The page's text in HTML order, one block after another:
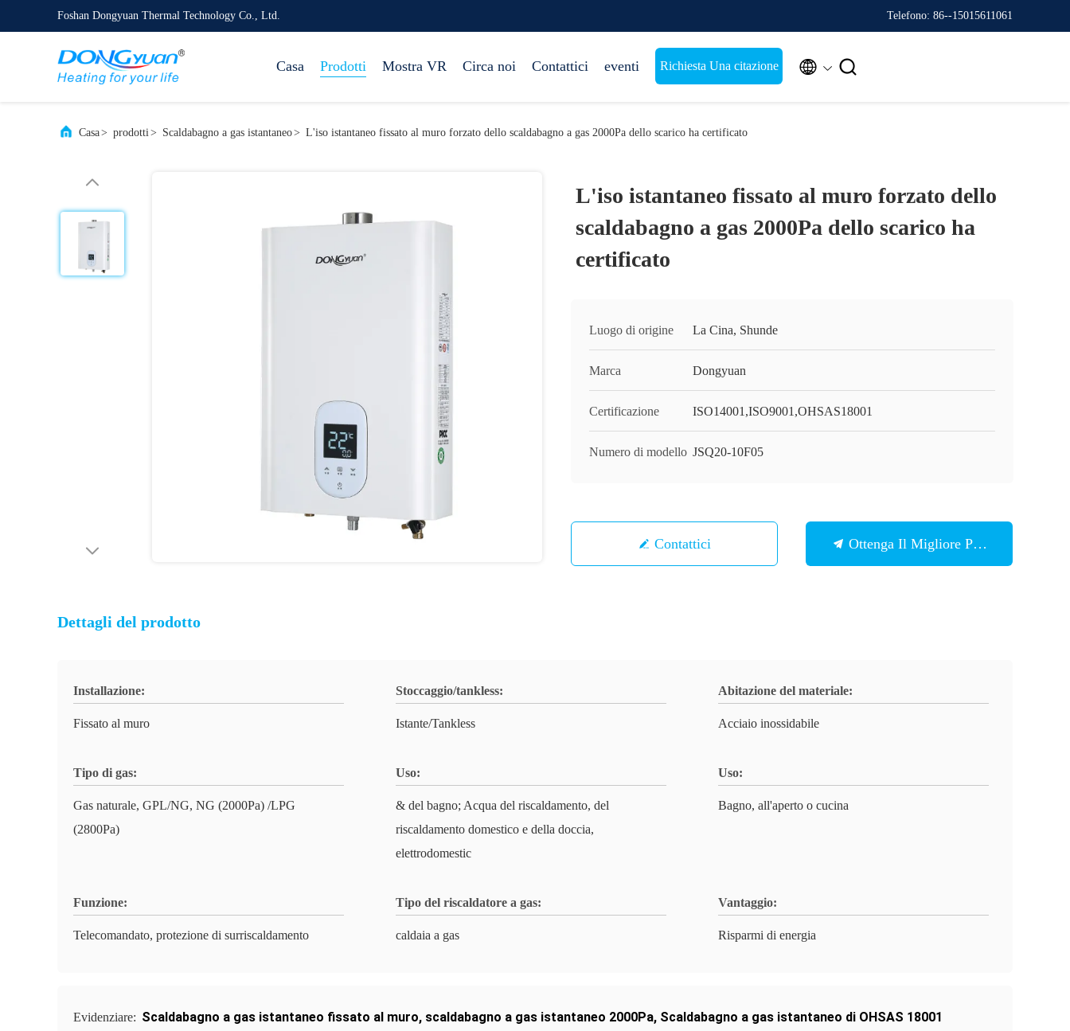
Foshan Dongyuan Thermal Technology Co., Ltd. Telefono: 86--15015611061
Casa Prodotti Mostra VR Circa noi Contattici eventi Richiesta Una citazione  
Casa> prodotti> Scaldabagno a gas istantaneo> L'iso istantaneo fissato al muro forzato dello scaldabagno a gas 2000Pa dello scarico ha certificato
L'iso istantaneo fissato al muro forzato dello
scaldabagno a gas 2000Pa dello scarico ha
certificato
Luogo di origine La Cina, Shunde
Marca Dongyuan
Certificazione ISO14001,ISO9001,OHSAS18001
Numero di modello JSQ20-10F05
Contattici Ottenga Il Migliore Prezzo
Dettagli del prodotto
Installazione:
Fissato al muro
Stoccaggio/tankless:
Istante/Tankless
Abitazione del materiale:
Acciaio inossidabile
Tipo di gas:
Gas naturale, GPL/NG, NG (2000Pa) /LPG
(2800Pa)
Uso:
& del bagno; Acqua del riscaldamento, del
riscaldamento domestico e della doccia,
elettrodomestic
Uso:
Bagno, all'aperto o cucina
Funzione:
Telecomandato, protezione di surriscaldamento
Tipo del riscaldatore a gas:
caldaia a gas
Vantaggio:
Risparmi di energia
Evidenziare: Scaldabagno a gas istantaneo fissato al muro, scaldabagno a gas istantaneo 2000Pa, Scaldabagno a gas istantaneo di OHSAS 18001